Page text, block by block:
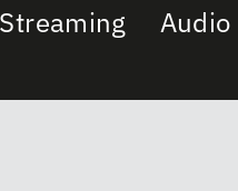
Audio